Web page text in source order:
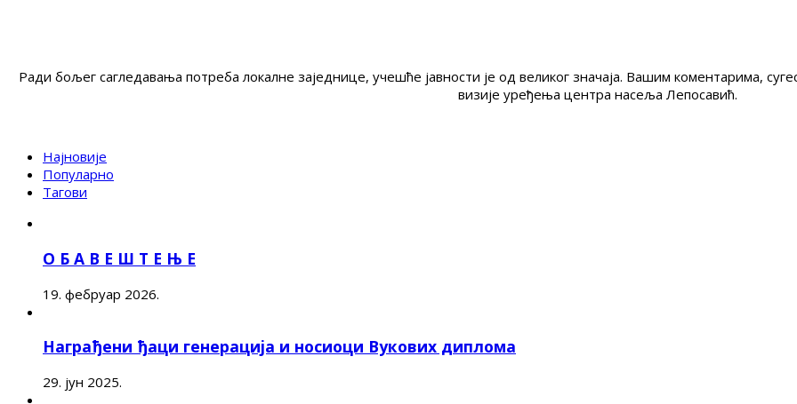
Ради бољег сагледавања потреба локалне заједнице, учешће јавности је од великог значаја. Вашим коментарима,
визије уређења центра насеља Лепосавић.
Најновије
Популарно
Тагови
О Б А В Е Ш Т Е Њ Е
19. фебруар 2026.
Награђени ђаци генерација и носиоци Вукових диплома
29. јун 2025.